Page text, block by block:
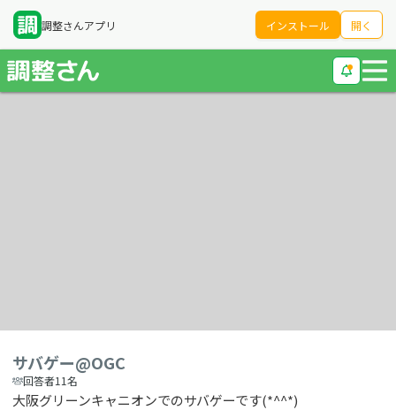
調整さんアプリ インストール 開く
サバゲー@OGC
回答者11名
大阪グリーンキャニオンでのサバゲーです(*^^*)